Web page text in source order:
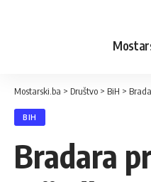
Mostarski.ba > Društvo > BiH > Bradara
BIH
Bradara